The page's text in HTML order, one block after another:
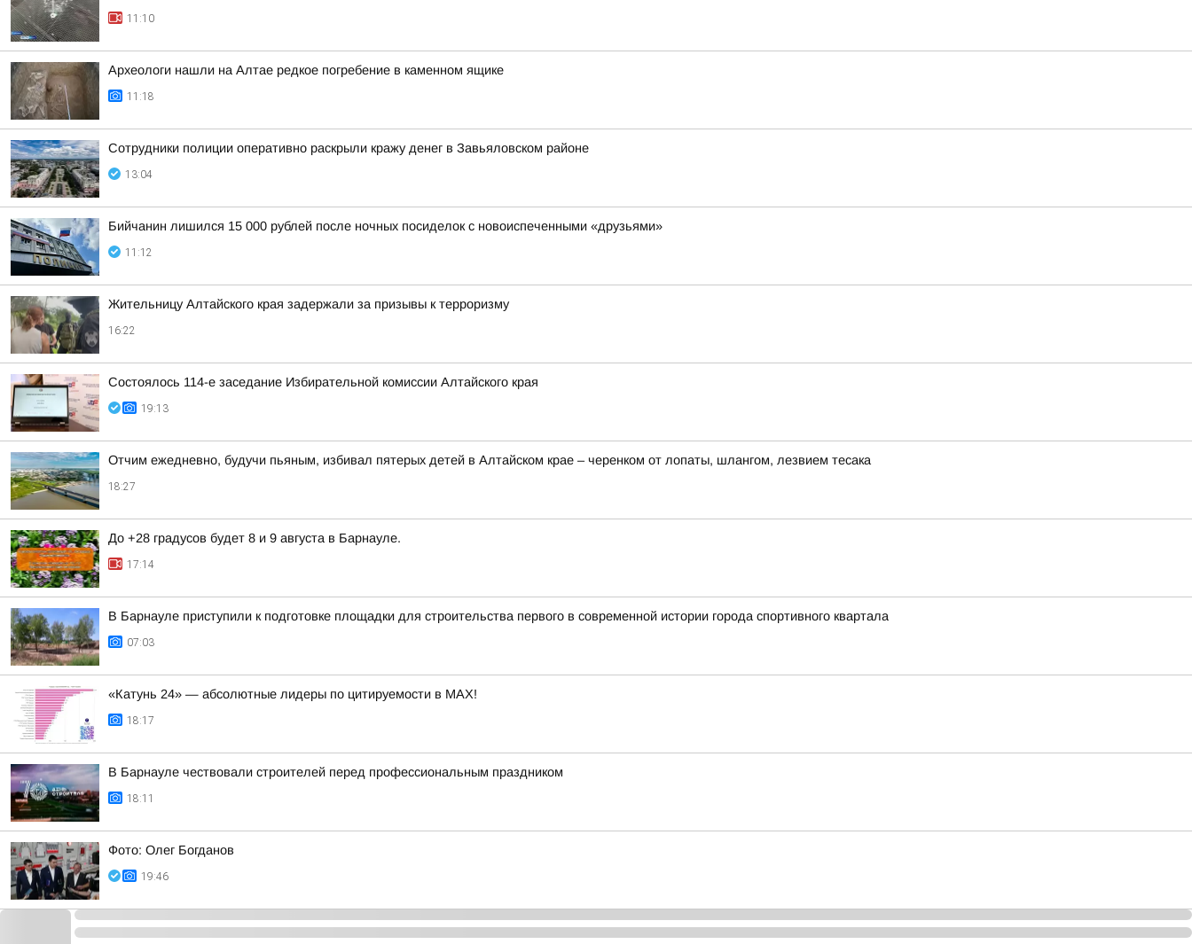
11:10
Археологи нашли на Алтае редкое погребение в каменном ящике
11:18
Сотрудники полиции оперативно раскрыли кражу денег в Завьяловском районе
13:04
Бийчанин лишился 15 000 рублей после ночных посиделок с новоиспеченными «друзьями»
11:12
Жительницу Алтайского края задержали за призывы к терроризму
16:22
Состоялось 114-е заседание Избирательной комиссии Алтайского края
19:13
Отчим ежедневно, будучи пьяным, избивал пятерых детей в Алтайском крае – черенком от лопаты, шлангом, лезвием тесака
18:27
До +28 градусов будет 8 и 9 августа в Барнауле.
17:14
В Барнауле приступили к подготовке площадки для строительства первого в современной истории города спортивного квартала
07:03
«Катунь 24» — абсолютные лидеры по цитируемости в MAX!
18:17
В Барнауле чествовали строителей перед профессиональным праздником
18:11
Фото: Олег Богданов
19:46